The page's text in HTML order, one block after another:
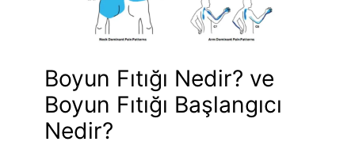
Boyun Fıtığı Nedir? ve
Boyun Fıtığı Başlangıcı
Nedir?